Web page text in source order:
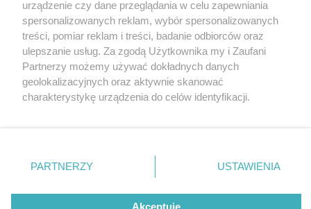
Chorzow policja 4
Wróć do artykułu:
W Chorzowie podczas akcji „Jednoślad” wpadli
kierowcy osobówek
Nie zapomnij
zapoznać się z:
polityką prywatności regulamin korzystania z portali
Twojemiasto
Piekary Śląskie
Chorzów
Tarnowskie Góry
Gliwice
Skontakuj sięz nami
Kontakt
Wydawca
Redakcja
urządzenie czy dane przeglądania w celu zapewniania
spersonalizowanych reklam, wybór spersonalizowanych
treści, pomiar reklam i treści, badanie odbiorców oraz
ulepszanie usług. Za zgodą Użytkownika my i Zaufani
Partnerzy możemy używać dokładnych danych
geolokalizacyjnych oraz aktywnie skanować
charakterystykę urządzenia do celów identyfikacji.
zmienić/wycofać klikając przycisk ustawień prywatności
znajdujący się w lewym dolnym rogu strony
rodzaje przetwarzania danych nie wymagają zgody
użytkownika, ale masz prawo sprzeciwić się takiemu
PARTNERZY USTAWIENIA
Akceptuję